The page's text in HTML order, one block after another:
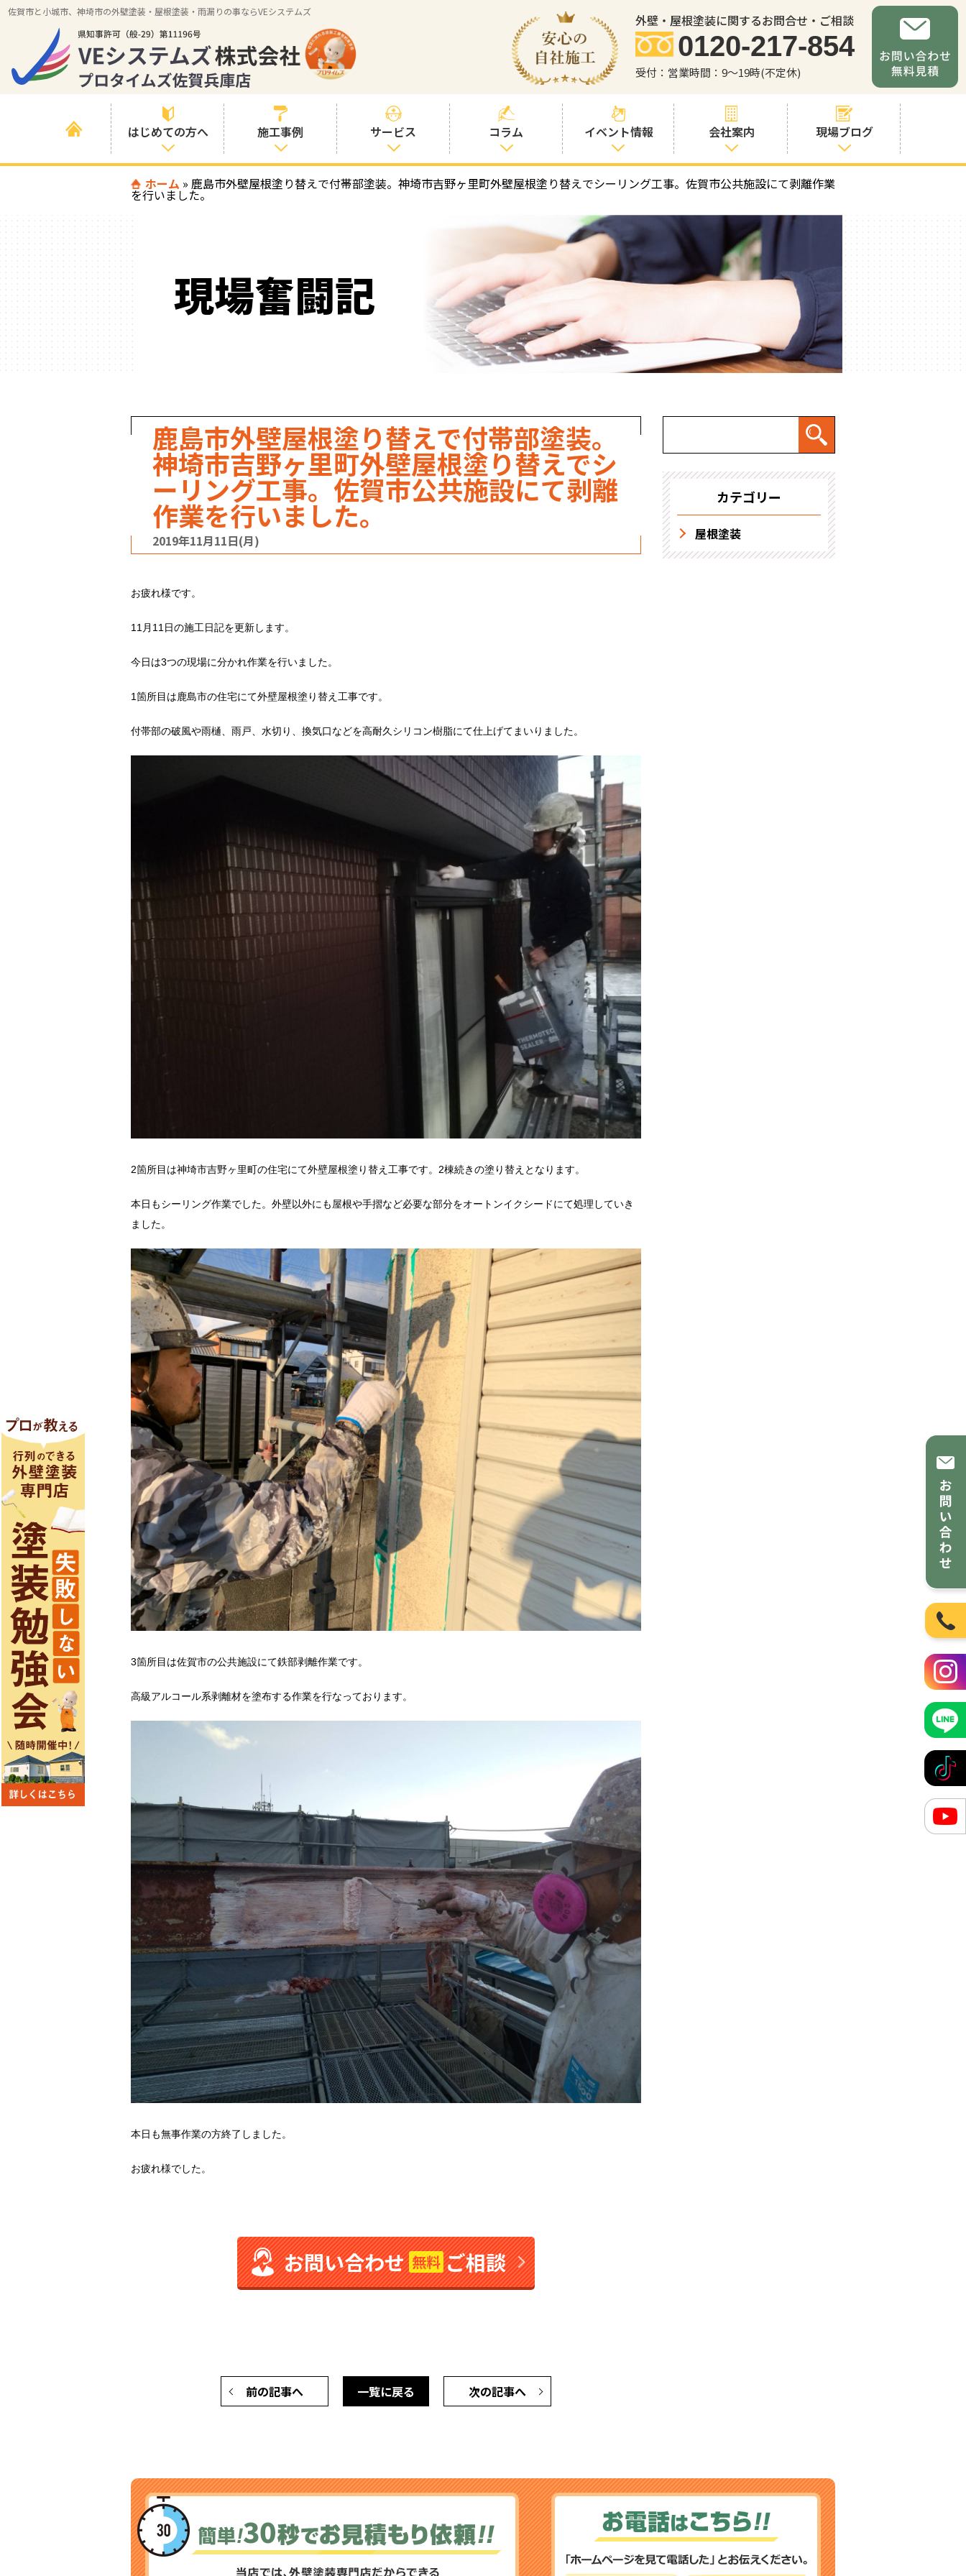
佐賀市と小城市、神埼市の外壁塗装・屋根塗装・雨漏りの事ならVEシステムズ
外壁・屋根塗装に関するお問合せ・ご相談
0120-217-854
受付：営業時間：9～19時(不定休)
はじめての方へ
はじめて外壁塗
装を検討されて
いる方へ
喜んでいただけ
る３つの理由
施工事例
すべての事例
色の事例
サービス
塗装プランと価
お客様との交流
を大切に
見積書の見方
コラム
社長コラム
イベント情報 会社案内
会社案内
職人・スタッフ
紹介
お問い合わせか
らの流れ
求人情報
現場ブログ
ホーム » 鹿島市外壁屋根塗り替えで付帯部塗装。神埼市吉野ヶ里町外壁屋根塗り替えでシーリング工事。佐賀市公共施設にて剥離作業
を行いました。
現場奮闘記
鹿島市外壁屋根塗り替えで付帯部塗装。
神埼市吉野ヶ里町外壁屋根塗り替えでシ
ーリング工事。佐賀市公共施設にて剥離
作業を行いました。
2019年11月11日(月)
お疲れ様です。
11月11日の施工日記を更新します。
今日は3つの現場に分かれ作業を行いました。
1箇所目は鹿島市の住宅にて外壁屋根塗り替え工事です。
付帯部の破風や雨樋、雨戸、水切り、換気口などを高耐久シリコン樹脂にて仕上げてまいりました。
2箇所目は神埼市吉野ヶ里町の住宅にて外壁屋根塗り替え工事です。2棟続きの塗り替えとなります。
本日もシーリング作業でした。外壁以外にも屋根や手摺など必要な部分をオートンイクシードにて処理していき
ました。
3箇所目は佐賀市の公共施設にて鉄部剥離作業です。
高級アルコール系剥離材を塗布する作業を行なっております。
本日も無事作業の方終了しました。
お疲れ様でした。
お問い合わせ無料 ご相談
前の記事へ 次の記事へ
一覧に戻る
カテゴリー
屋根塗装